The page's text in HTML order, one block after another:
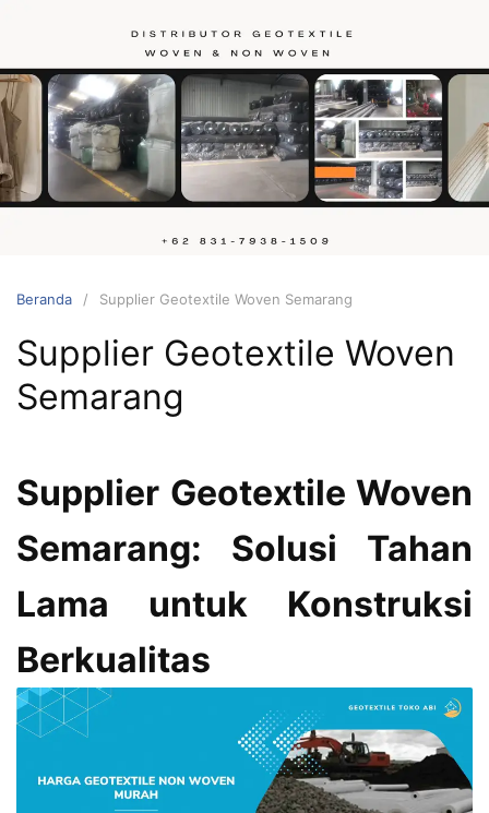
konten
Hubungi
kami
Beranda Supplier Geotextile Woven Semarang
Supplier Geotextile Woven
Semarang
Supplier Geotextile Woven
Semarang: Solusi Tahan
Lama untuk Konstruksi
Berkualitas